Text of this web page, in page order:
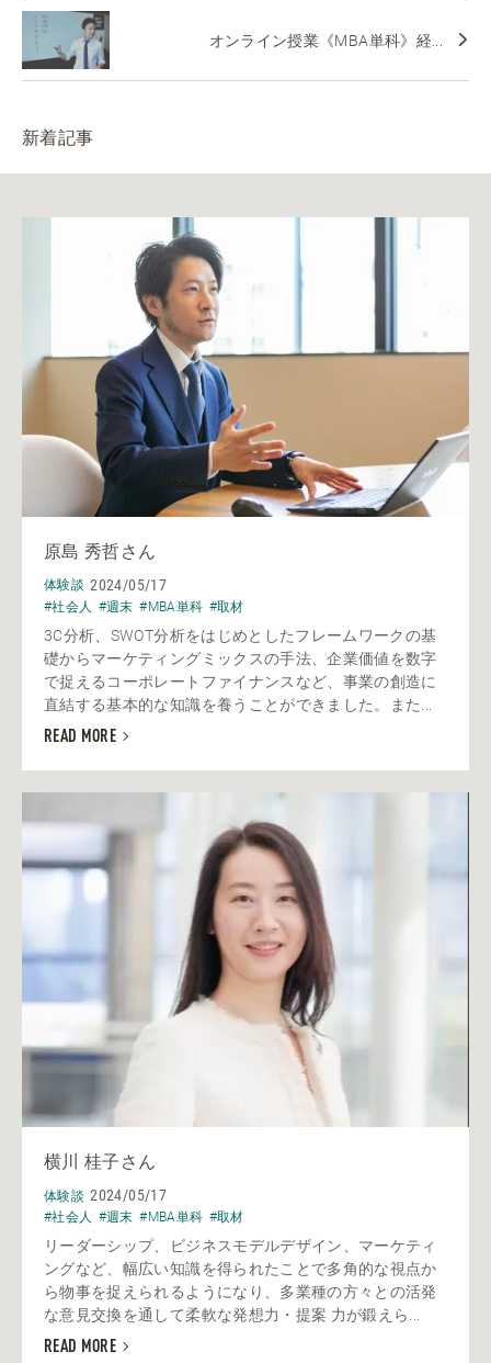
オンライン授業《MBA単科》経...
新着記事
原島 秀哲さん
体験談 2024/05/17
#社会人 #週末 #MBA単科 #取材
3C分析、SWOT分析をはじめとしたフレームワークの基
礎からマーケティングミックスの手法、企業価値を数字
で捉えるコーポレートファイナンスなど、事業の創造に
直結する基本的な知識を養うことができました。また...
READ MORE
横川 桂子さん
体験談 2024/05/17
#社会人 #週末 #MBA単科 #取材
リーダーシップ、ビジネスモデルデザイン、マーケティ
ングなど、幅広い知識を得られたことで多角的な視点か
ら物事を捉えられるようになり、多業種の方々との活発
な意見交換を通して柔軟な発想力・提案 力が鍛えら...
READ MORE